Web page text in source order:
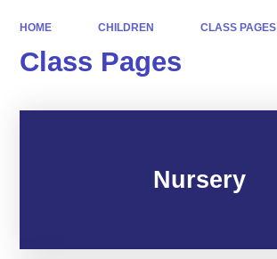
HOME CHILDREN CLASS PAGES
Class Pages
Nursery